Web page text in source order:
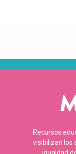
Recursos
visibilizan los
igualdad